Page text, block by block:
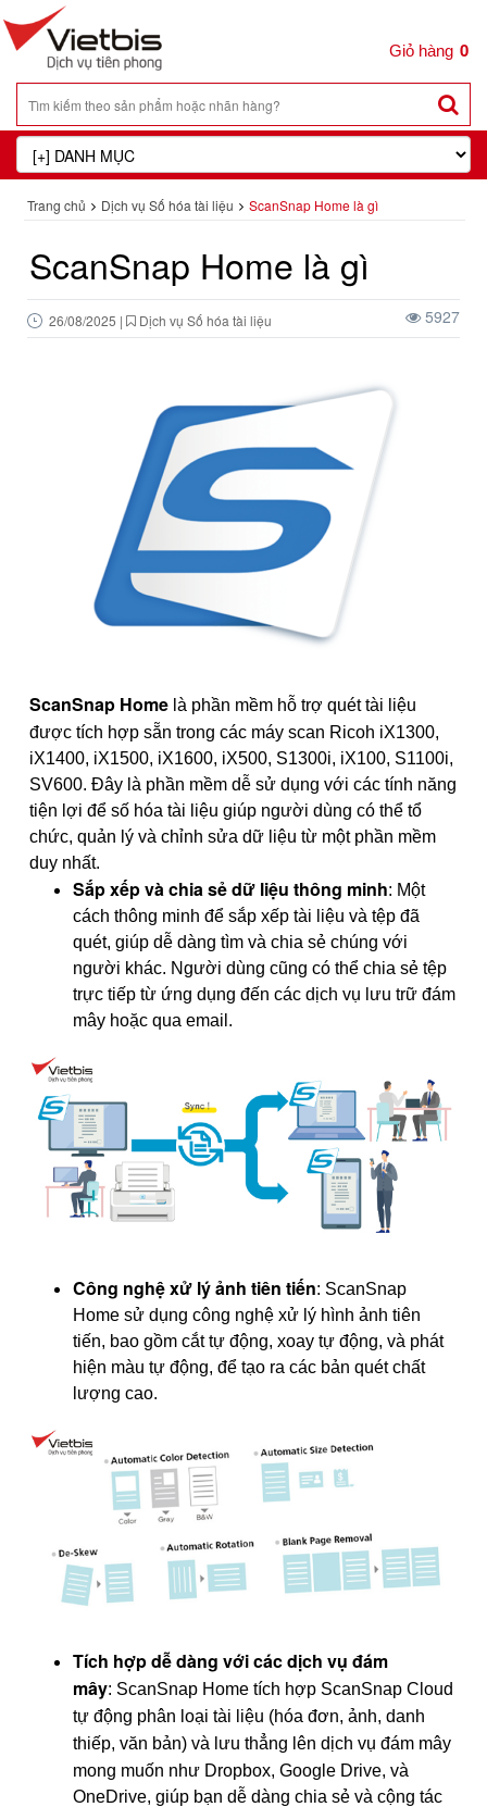
0
Trang chủ Dịch vụ Số hóa tài liệu ScanSnap Home là gì
ScanSnap Home là gì
26/08/2025 | Dịch vụ Số hóa tài liệu 5927
ScanSnap Home là phần mềm hỗ trợ quét tài liệu
được tích hợp sẵn trong các máy scan Ricoh iX1300,
iX1400, iX1500, iX1600, iX500, S1300i, iX100, S1100i,
SV600. Đây là phần mềm dễ sử dụng với các tính năng
tiện lợi để số hóa tài liệu giúp người dùng có thể tổ
chức, quản lý và chỉnh sửa dữ liệu từ một phần mềm
duy nhất.
Sắp xếp và chia sẻ dữ liệu thông minh: Một
cách thông minh để sắp xếp tài liệu và tệp đã
quét, giúp dễ dàng tìm và chia sẻ chúng với
người khác. Người dùng cũng có thể chia sẻ tệp
trực tiếp từ ứng dụng đến các dịch vụ lưu trữ đám
mây hoặc qua email.
Công nghệ xử lý ảnh tiên tiến: ScanSnap
Home sử dụng công nghệ xử lý hình ảnh tiên
tiến, bao gồm cắt tự động, xoay tự động, và phát
hiện màu tự động, để tạo ra các bản quét chất
lượng cao.
Tích hợp dễ dàng với các dịch vụ đám
mây: ScanSnap Home tích hợp ScanSnap Cloud
tự động phân loại tài liệu (hóa đơn, ảnh, danh
thiếp, văn bản) và lưu thẳng lên dịch vụ đám mây
mong muốn như Dropbox, Google Drive, và
OneDrive, giúp bạn dễ dàng chia sẻ và cộng tác